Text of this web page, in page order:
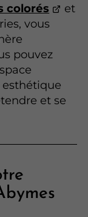
colorés
et
vous
pouvez
et se